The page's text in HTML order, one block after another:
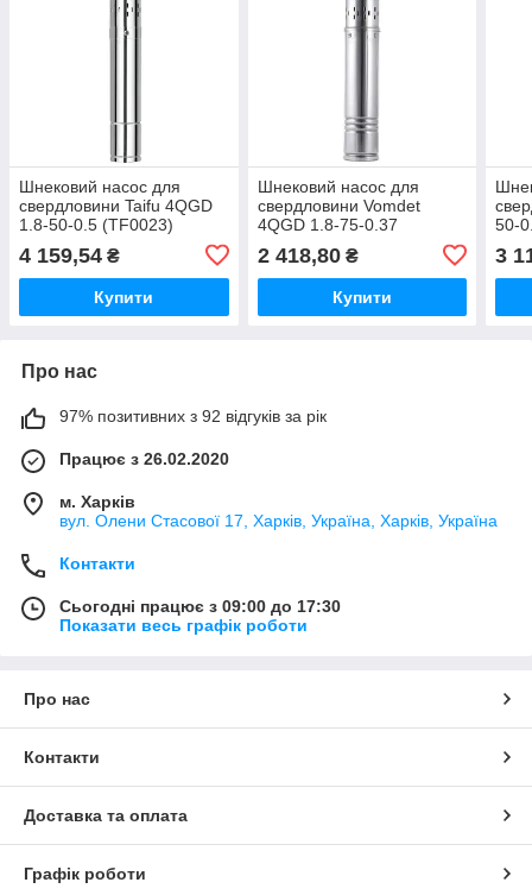
Шнековий насос для
свердловини Taifu 4QGD
1.8-50-0.5 (TF0023)
4 159,54 ₴
Купити
Шнековий насос для
свердловини Vomdet
4QGD 1.8-75-0.37
2 418,80₴
Купити
50-
3
Про нас
97% позитивних з 92 відгуків за рік
Працює з 26.02.2020
м. Харків
вул. Олени Стасової 17, Харків, Україна, Харків, Україна
Контакти
Сьогодні працює з 09:00 до 17:30
Показати весь графік роботи
Про нас
Контакти
Доставка та оплата
Графік роботи